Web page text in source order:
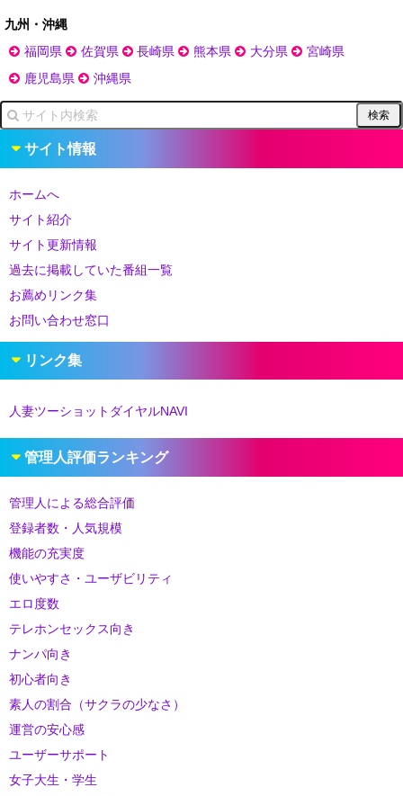
九州・沖縄
福岡県
佐賀県 長崎県 熊本県 大分県
宮崎県
鹿児島県
沖縄県
サイト情報
ホームへ
サイト紹介
サイト更新情報
過去に掲載していた番組一覧
お薦めリンク集
お問い合わせ窓口
リンク集
人妻ツーショットダイヤルNAVI
管理人評価ランキング
管理人による総合評価
登録者数・人気規模
機能の充実度
使いやすさ・ユーザビリティ
エロ度数
テレホンセックス向き
ナンパ向き
初心者向き
素人の割合（サクラの少なさ）
運営の安心感
ユーザーサポート
女子大生・学生